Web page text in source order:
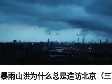
暴雨山洪为什么总是造访北京（三